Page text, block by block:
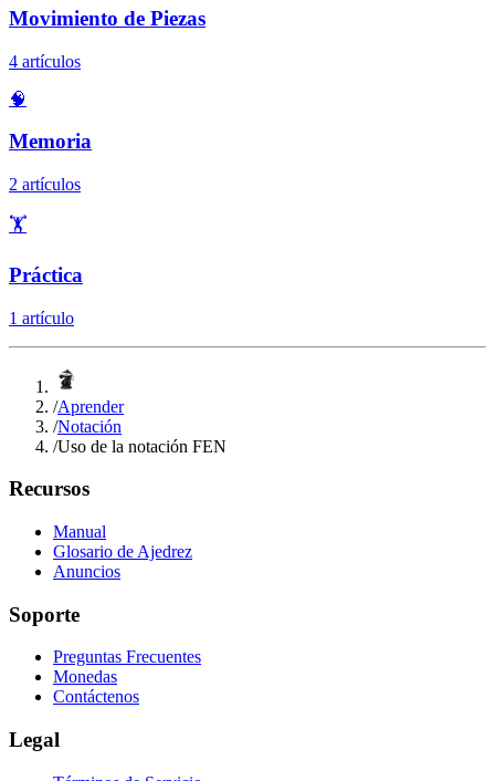
Movimiento de Piezas
4 artículos
🧠
Memoria
2 artículos
🏋️
Práctica
1 artículo
/Aprender
/Notación
/Uso de la notación FEN
Recursos
Manual
Glosario de Ajedrez
Anuncios
Soporte
Preguntas Frecuentes
Monedas
Contáctenos
Legal